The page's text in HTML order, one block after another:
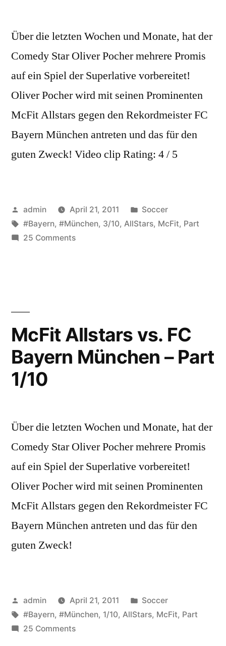
Über die letzten Wochen und Monate, hat der
Comedy Star Oliver Pocher mehrere Promis
auf ein Spiel der Superlative vorbereitet!
Oliver Pocher wird mit seinen Prominenten
McFit Allstars gegen den Rekordmeister FC
Bayern München antreten und das für den
guten Zweck! Video clip Rating: 4 / 5
Posted
by
admin April 21, 2011
Posted
in
Soccer
Tags:
#Bayern, #München, 3/10, AllStars, McFit, Part
25 Commentson
–
Part
3/10
McFit Allstars vs. FC
Bayern München – Part
1/10
Über die letzten Wochen und Monate, hat der
Comedy Star Oliver Pocher mehrere Promis
auf ein Spiel der Superlative vorbereitet!
Oliver Pocher wird mit seinen Prominenten
McFit Allstars gegen den Rekordmeister FC
Bayern München antreten und das für den
guten Zweck!
Posted
by
admin April 21, 2011
Posted
in
Soccer
Tags:
#Bayern, #München, 1/10, AllStars, McFit, Part
25 Commentson